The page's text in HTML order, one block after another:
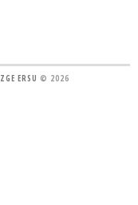
ERSU © 2026